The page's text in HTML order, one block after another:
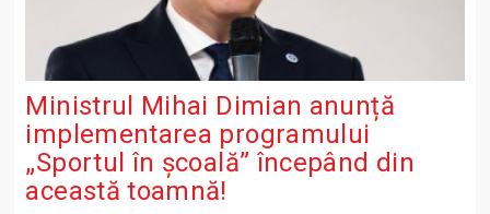
Ministrul Mihai Dimian anunță
implementarea programului
„Sportul în școală” începând din
această toamnă!